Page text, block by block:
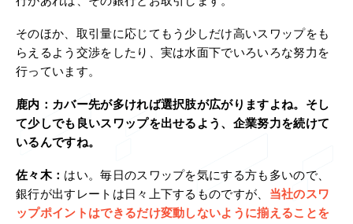
そのほか、取引量に応じてもう少しだけ高いスワップをも
らえるよう交渉をしたり、実は水面下でいろいろな努力を
行っています。
鹿内： カバー先が多ければ選択肢が広がりますよね。そし
て少しでも良いスワップを出せるよう、企業努力を続けて
いるんですね。
佐々木： はい。毎日のスワップを気にする方も多いので、
銀行が出すレートは日々上下するものですが、 当社のスワ
ップポイントはできるだけ変動しないように揃えることを